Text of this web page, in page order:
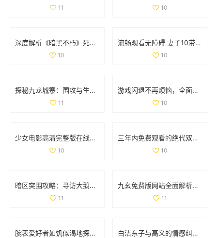
11 10
深度解析《暗黑不朽》死灵法师召唤流装备与技能全套攻略
10
流畅观看无障碍 妻子10带你畅享高清电视精彩内容
10
探秘九龙城寨：围攻与生存的传奇故事免费观看版
11
游戏闪退不再烦恼，全面解析处理技巧与方法
10
少女电影高清完整版在线免费观看，畅享视觉盛宴
10
三年内免费观看的绝代双骄电影和动漫大全汇总
10
暗区突围攻略：寻访大鹅农场首领位置详解
11
九幺免费版网站全面解析nbaoffice68ios功能与使用体验
11
腕表爱好者如饥似渴地探索la.vorace品牌魅力与精品 白洁东子与高义的情感纠葛与生活轨迹探讨